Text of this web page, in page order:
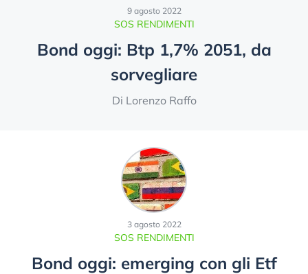
SOS RENDIMENTI
9 agosto 2022
Bond oggi: Btp 1,7% 2051, da
sorvegliare
Di Lorenzo Raffo
SOS RENDIMENTI
3 agosto 2022
Bond oggi: emerging con gli Etf